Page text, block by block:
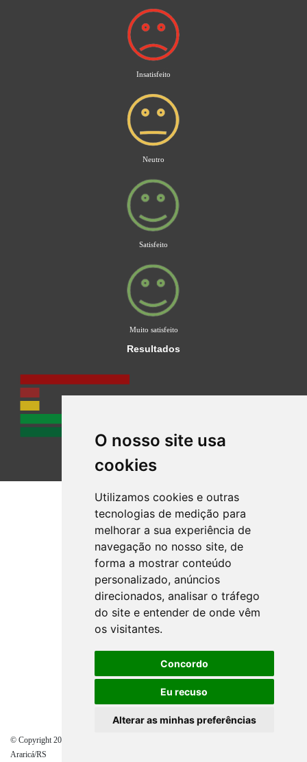
O nosso site usa
cookies
Utilizamos cookies e outras
tecnologias de medição para
melhorar a sua experiência de
navegação no nosso site, de
forma a mostrar conteúdo
personalizado, anúncios
direcionados, analisar o tráfego
do site e entender de onde vêm
os visitantes.
Concordo
Eu recuso
Alterar as minhas preferências
Insatisfeito
Neutro
Satisfeito
Muito satisfeito
Resultados
© Copyright 2021 - Direitos reservados à Prefeitura de
Araricá/RS